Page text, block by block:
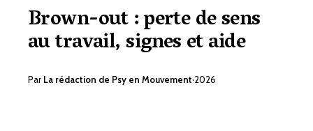
Brown-out : perte de sens
au travail, signes et aide
Par La rédaction de Psy en Mouvement·2026